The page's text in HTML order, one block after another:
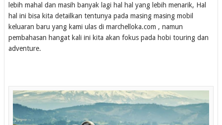
lebih mahal dan masih banyak lagi hal hal yang lebih menarik, Hal
hal ini bisa kita detailkan tentunya pada masing masing mobil
keluaran baru yang kami ulas di marchelloka.com , namun
pembahasan hangat kali ini kita akan fokus pada hobi touring dan
adventure.